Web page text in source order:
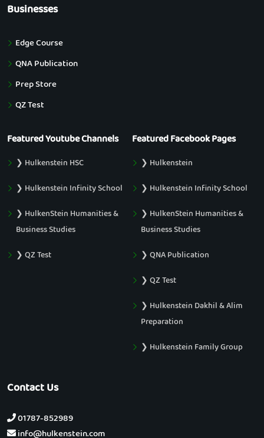
Businesses
Edge Course
QNA Publication
Prep Store
QZ Test
Featured Youtube Channels
❯ Hulkenstein HSC
❯ Hulkenstein Infinity School
❯ HulkenStein Humanities &
Business Studies
❯ QZ Test
Featured Facebook Pages
❯ Hulkenstein
❯ Hulkenstein Infinity School
❯ HulkenStein Humanities &
Business Studies
❯ QNA Publication
❯ QZ Test
❯ Hulkenstein Dakhil & Alim
Preparation
❯ Hulkenstein Family Group
Contact Us
01787-852989
info@hulkenstein.com